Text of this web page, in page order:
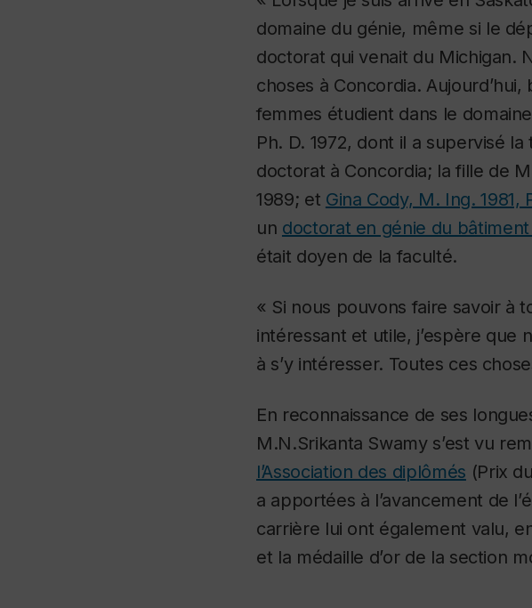
domaine du génie, même si le
doctorat qui venait du Michigan.
choses à Concordia.
femmes étudient dans le
Ph. D. 1972, dont il a supervisé
doctorat à Concordia; la fille de
1989; et Gina Cody, M. Ing. 1981,
un doctorat en génie du bâtiment
était doyen de la faculté.
« Si nous pouvons faire savoir à
intéressant et utile, j’espère que
à s’y intéresser. Toutes ces
En reconnaissance de ses
M.N.Srikanta Swamy s’est vu
l’Association des diplômés (Prix
a apportées à l’avancement de
carrière lui ont également valu,
et la médaille d’or de la section